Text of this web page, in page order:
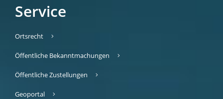
Service
Ortsrecht
Öffentliche Bekanntmachungen
Öffentliche Zustellungen
Geoportal